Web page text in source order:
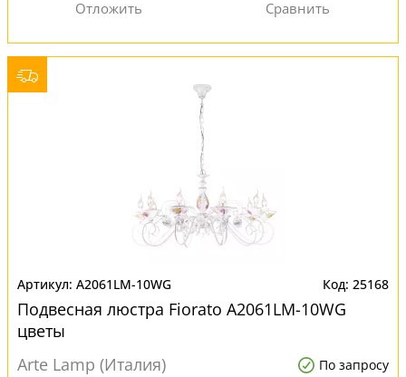
A2061LM-10WG 25168
Подвесная люстра Fiorato A2061LM-10WG
цветы
Arte Lamp (Италия)
По запросу